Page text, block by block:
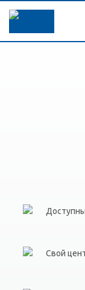
Свой